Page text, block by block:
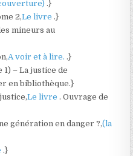
.}
2,Le livre.}
mineurs au
A voir et à lire..}
1) – La justice de
en bibliothèque.}
Le livre. Ouvrage de
génération en danger ?,(la
.}